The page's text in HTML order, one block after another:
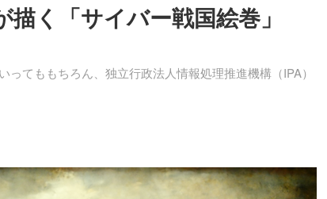
く「サイバー戦国絵巻」
てももちろん、独立行政法人情報処理推進機構（IPA）